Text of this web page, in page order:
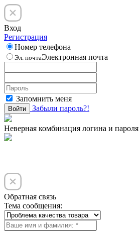
Вход
Регистрация
Номер телефона
Эл. почтаЭлектронная почта
Запомнить меня
Войти Забыли пароль?!
Неверная комбинация логина и пароля
Обратная связь
Тема сообщения: